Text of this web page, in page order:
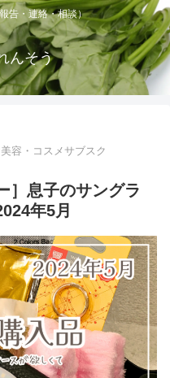
告・連絡・相談）
んそう
容・コスメサブスク
］息子のサングラ
年5月